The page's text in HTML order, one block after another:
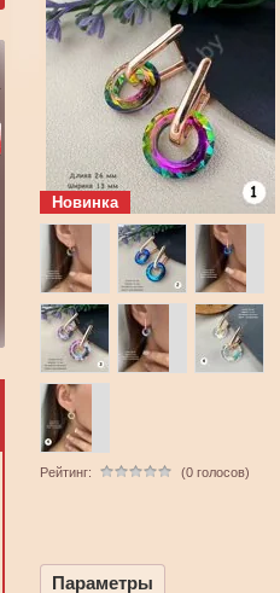
Новинка
Рейтинг: (0 голосов)
Параметры